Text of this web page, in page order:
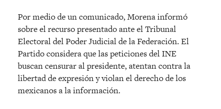
Por medio de un comunicado, Morena informó
sobre el recurso presentado ante el Tribunal
Electoral del Poder Judicial de la Federación. El
Partido considera que las peticiones del INE
buscan censurar al presidente, atentan contra la
libertad de expresión y violan el derecho de los
mexicanos a la información.